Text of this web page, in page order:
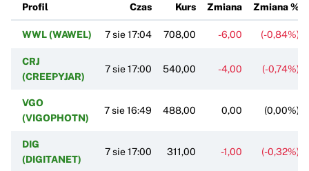
Profil Czas Kurs Zmiana Zmiana %
WWL (WAWEL) 7 sie 17:04 708,00 -6,00 (-0,84%)
CRJ
(CREEPYJAR)
7 sie 17:00 540,00 -4,00 (-0,74%)
VGO
(VIGOPHOTN)
7 sie 16:49 488,00 0,00 (0,00%)
DIG
(DIGITANET)
7 sie 17:00 311,00 -1,00 (-0,32%)